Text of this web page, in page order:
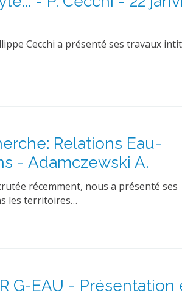
Cecchi a présenté ses travaux
Relations Eau-
- Adamczewski A.
récemment, nous a présenté ses
les territoires…
G-EAU - Présentation